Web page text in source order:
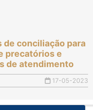
de conciliação para
precatórios e
de atendimento
17-05-2023